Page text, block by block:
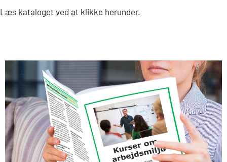
Læs kataloget ved at klikke herunder.